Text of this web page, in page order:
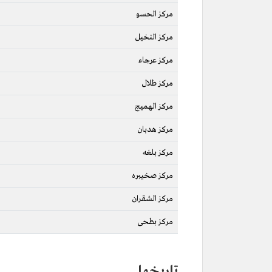
مركز الحسو
مركز النخيل
مركز عرجاء
مركز طلال
مركز الهميج
مركز هدبان
مركز بلغه
مركز صخيبره
مركز الشقران
مركز بطحى